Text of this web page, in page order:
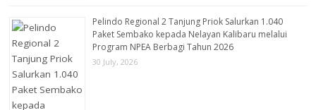
Pelindo Regional 2 Tanjung Priok Salurkan 1.040
Paket Sembako kepada Nelayan Kalibaru melalui
Program NPEA Berbagi Tahun 2026
30 July, 2026